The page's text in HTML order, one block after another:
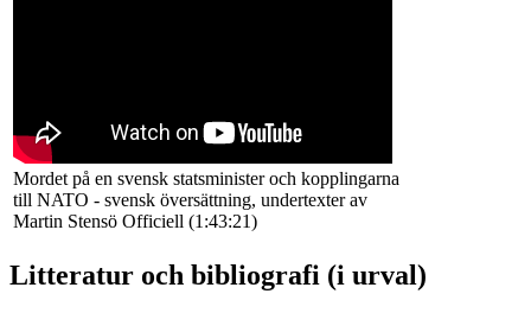
Mordet på en svensk statsminister och kopplingarna
till NATO - svensk översättning, undertexter av
Martin Stensö Officiell (1:43:21)
Litteratur och bibliografi (i urval)